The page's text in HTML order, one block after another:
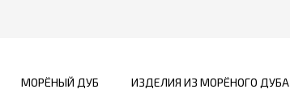
МОРЁНЫЙ ДУБ ИЗДЕЛИЯ ИЗ МОРЁНОГО ДУБА